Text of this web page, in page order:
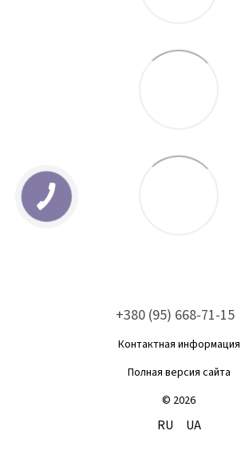
+380 (95) 668-71-15
Контактная информация
Полная версия сайта
© 2026
RU UA